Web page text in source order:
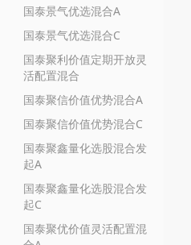
国泰景气优选混合A
国泰景气优选混合C
国泰聚利价值定期开放灵
活配置混合
国泰聚信价值优势混合A
国泰聚信价值优势混合C
国泰聚鑫量化选股混合发
起A
国泰聚鑫量化选股混合发
起C
国泰聚优价值灵活配置混